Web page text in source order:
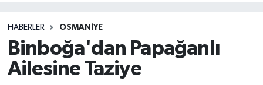
HABERLER OSMANIYE
Binboğa'dan Papağanlı
Ailesine Taziye
SPOR
RESMİ İLANLAR
Son Dakika Haberleri
Haber Arşivi